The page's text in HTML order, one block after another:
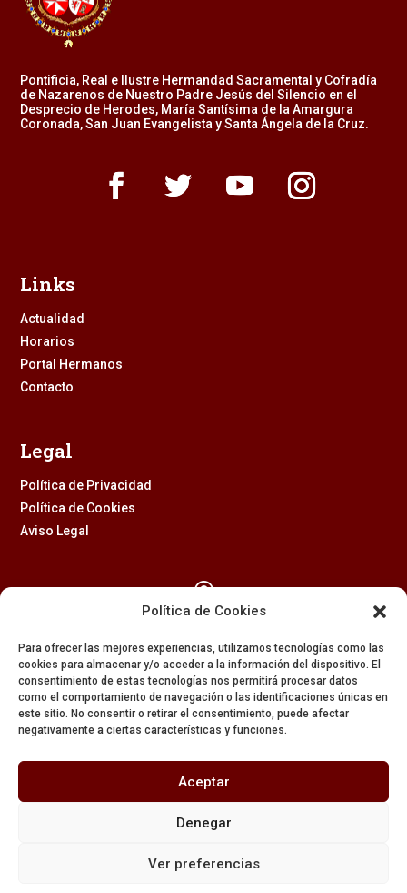
Política de Cookies
Para ofrecer las mejores experiencias, utilizamos tecnologías como las
cookies para almacenar y/o acceder a la información del dispositivo. El
consentimiento de estas tecnologías nos permitirá procesar datos
como el comportamiento de navegación o las identificaciones únicas en
este sitio. No consentir o retirar el consentimiento, puede afectar
negativamente a ciertas características y funciones.
Aceptar
Denegar
Ver preferencias
Pontificia, Real e Ilustre Hermandad Sacramental y Cofradía
de Nazarenos de Nuestro Padre Jesús del Silencio en el
Desprecio de Herodes, María Santísima de la Amargura
Coronada, San Juan Evangelista y Santa Ángela de la Cruz.
Links
Actualidad
Horarios
Portal Hermanos
Contacto
Legal
Política de Privacidad
Política de Cookies
Aviso Legal

954 229 437

608 84 84 82

secretaria@amargura.org
mayordomia@amargura.org